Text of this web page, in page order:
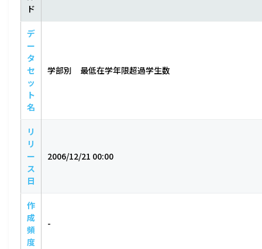
ド
デ
ー
タ
セ
ッ
ト
名
学部別 最低在学年限超過学生数
リ
リ
ー
ス
日
2006/12/21 00:00
作
成
頻
度
-